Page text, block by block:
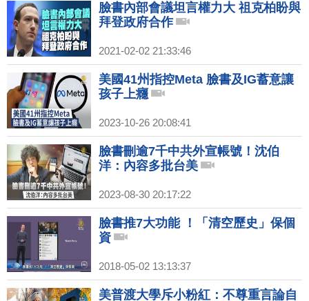
臉書內部會議坦言權力大 祖克柏盼與
拜登政府合作
2021-02-02 21:33:46
美國41州指控Meta 臉書及IG蓄意讓
孩子上癮
2023-10-26 20:08:41
臉書刪逾7千中共外宣帳號！沈伯
洋：內容多批台美
2023-08-30 20:17:22
臉書推7大功能 ！「清空歷史」保個
資
2018-05-02 13:13:37
美普渡大學斥小粉紅：不尊重言論自